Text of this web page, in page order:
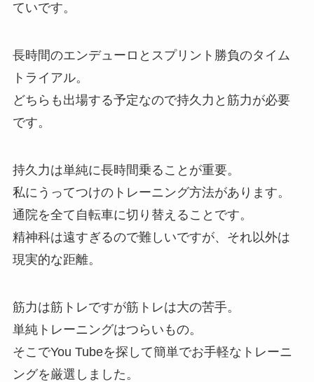
ていです。
長時間のエンデューロとスプリント勝負のタイム
トライアル。
どちらも出場する予定なので持久力と筋力が必要
です。
持久力は単純に長時間乗ることが重要。
私にうってつけのトレーニング方法があります。
通院を全て自転車に切り替えることです。
精神科は遠すぎるので難しいですが、それ以外は
現実的な距離。
筋力は筋トレですが筋トレは大の苦手。
単純トレーニングはつらいもの。
そこでYou Tubeを探して簡単でお手軽なトレーニ
ングを厳選しました。